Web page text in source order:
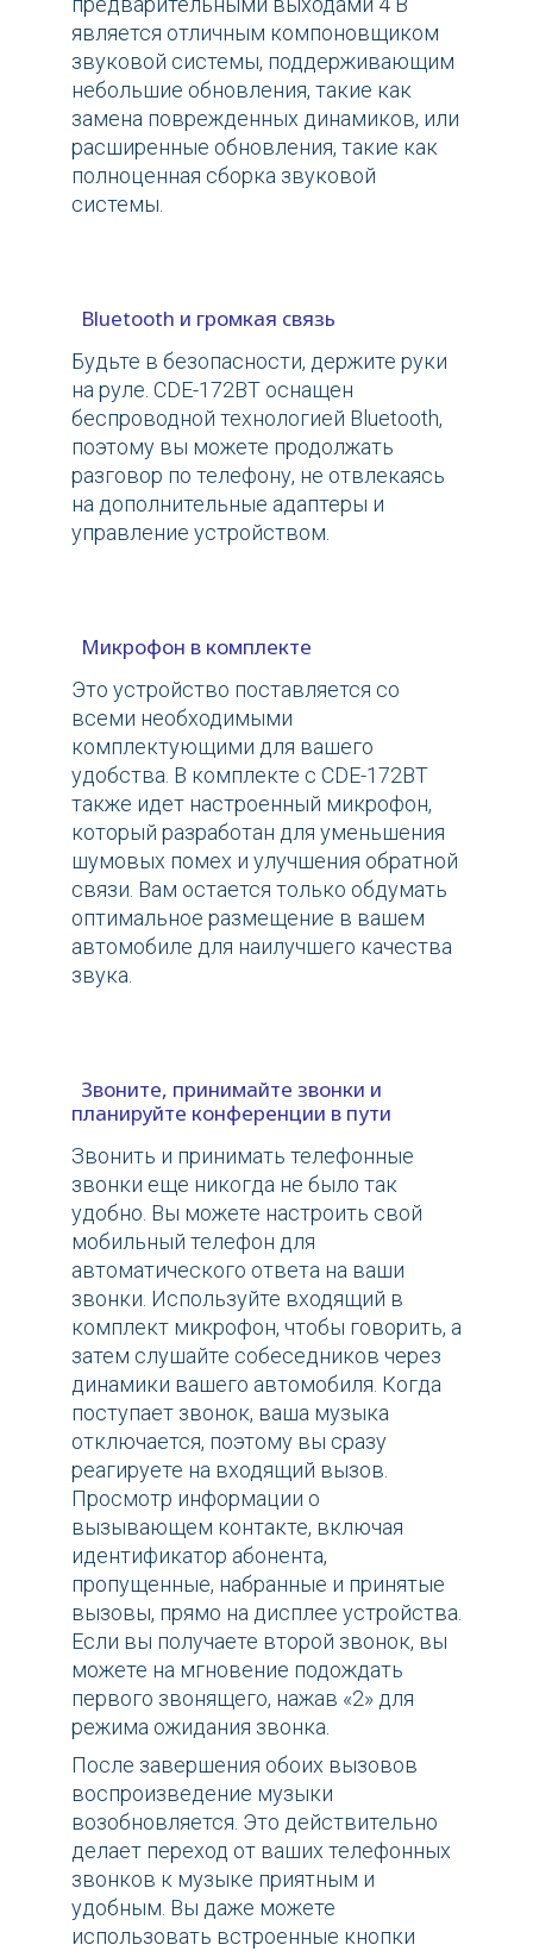
является отличным компоновщиком
звуковой системы, поддерживающим
небольшие обновления, такие как
замена поврежденных динамиков, или
расширенные обновления, такие как
полноценная сборка звуковой
системы.
Bluetooth и громкая связь
Будьте в безопасности, держите руки
на руле. CDE-172BT оснащен
беспроводной технологией Bluetooth,
поэтому вы можете продолжать
разговор по телефону, не отвлекаясь
на дополнительные адаптеры и
управление устройством.
Микрофон в комплекте
Это устройство поставляется со
всеми необходимыми
комплектующими для вашего
удобства. В комплекте с CDE-172BT
также идет настроенный микрофон,
который разработан для уменьшения
шумовых помех и улучшения обратной
связи. Вам остается только обдумать
оптимальное размещение в вашем
автомобиле для наилучшего качества
звука.
Звоните, принимайте звонки и
планируйте конференции в пути
Звонить и принимать телефонные
звонки еще никогда не было так
удобно. Вы можете настроить свой
мобильный телефон для
автоматического ответа на ваши
звонки. Используйте входящий в
комплект микрофон, чтобы говорить, а
затем слушайте собеседников через
динамики вашего автомобиля. Когда
поступает звонок, ваша музыка
отключается, поэтому вы сразу
реагируете на входящий вызов.
Просмотр информации о
вызывающем контакте, включая
идентификатор абонента,
пропущенные, набранные и принятые
вызовы, прямо на дисплее устройства.
Если вы получаете второй звонок, вы
можете на мгновение подождать
первого звонящего, нажав «2» для
режима ожидания звонка.
После завершения обоих вызовов
воспроизведение музыки
возобновляется. Это действительно
делает переход от ваших телефонных
звонков к музыке приятным и
удобным. Вы даже можете
использовать встроенные кнопки